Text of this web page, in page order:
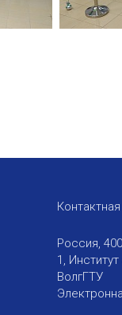
Россия,
1,
ВолгГТУ